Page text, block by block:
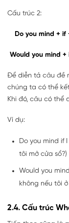
Cấu trúc 2:
Do you mind +
Would you mind
Để diễn tả câu đề
chúng ta có thể
Khi đó, câu có thể
Ví dụ:
Do you mind if
tôi mở cửa sổ?)
Would you
không nếu tôi
2.4. Cấu trúc